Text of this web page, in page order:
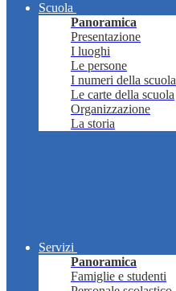
Scuola
Panoramica
Presentazione
I luoghi
Le persone
I numeri della scuola
Le carte della scuola
Organizzazione
La storia
Servizi
Panoramica
Famiglie e studenti